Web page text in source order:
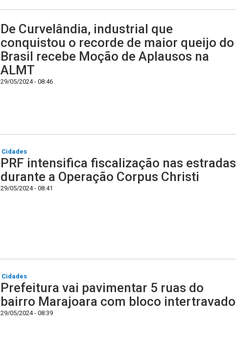
De Curvelândia, industrial que
conquistou o recorde de maior queijo do
Brasil recebe Moção de Aplausos na
ALMT
29/05/2024 - 08:46
Cidades
PRF intensifica fiscalização nas estradas
durante a Operação Corpus Christi
29/05/2024 - 08:41
Cidades
Prefeitura vai pavimentar 5 ruas do
bairro Marajoara com bloco intertravado
29/05/2024 - 08:39